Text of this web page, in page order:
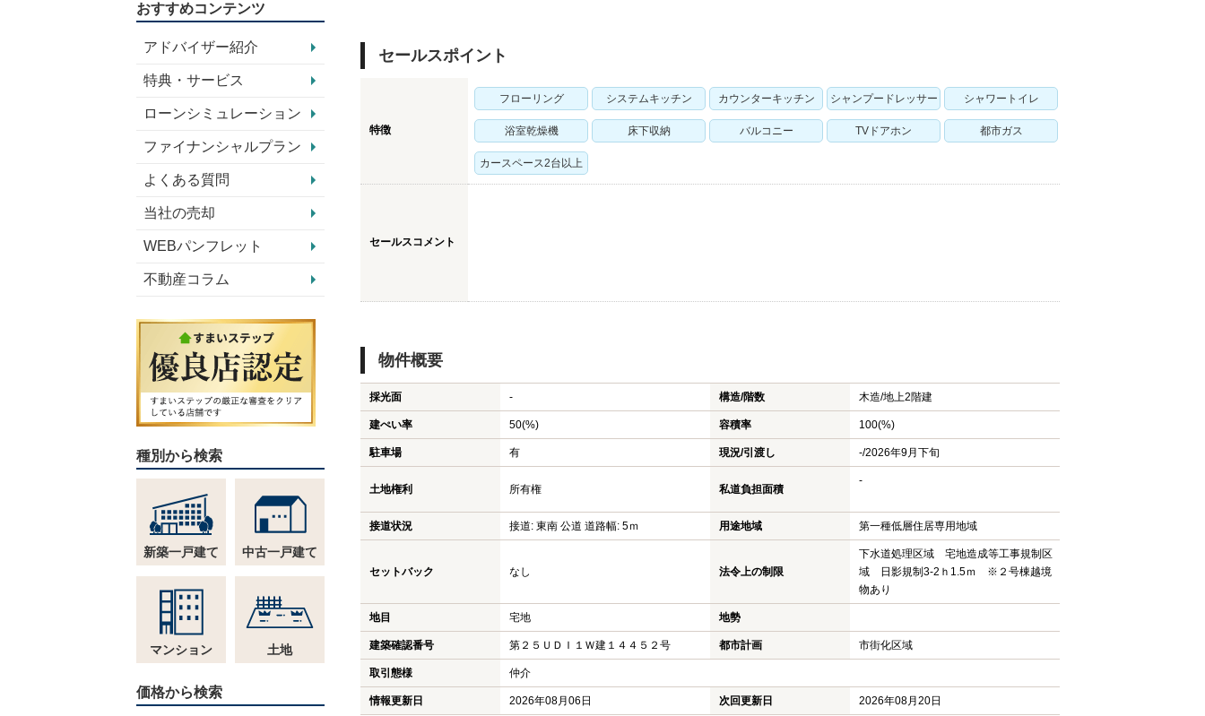
セールスポイント
特徴
フローリング システムキッチン カウンターキッチン シャンプードレッサー シャワートイレ
浴室乾燥機 床下収納 バルコニー TVドアホン 都市ガス
カースペース2台以上
セールスコメント
物件概要
採光面 - 構造/階数 木造/地上2階建
建ぺい率 50(%) 容積率 100(%)
駐車場 有 現況/引渡し -/2026年9月下旬
土地権利 所有権 私道負担面積
-
接道状況 接道: 東南 公道 道路幅: 5ｍ 用途地域 第一種低層住居専用地域
セットバック なし 法令上の制限
下水道処理区域 宅地造成等工事規制区
域 日影規制3-2ｈ1.5ｍ ※２号棟越境
物あり
地目 宅地 地勢
建築確認番号 第２５ＵＤＩ１Ｗ建１４４５２号 都市計画 市街化区域
取引態様 仲介
情報更新日 2026年08月06日 次回更新日
2026年08月20日
おすすめコンテンツ
アドバイザー紹介
特典・サービス
ローンシミュレーション
ファイナンシャルプラン
よくある質問
当社の売却
WEBパンフレット
不動産コラム
種別から検索
新築一戸建て 中古一戸建て
マンション 土地
価格から検索